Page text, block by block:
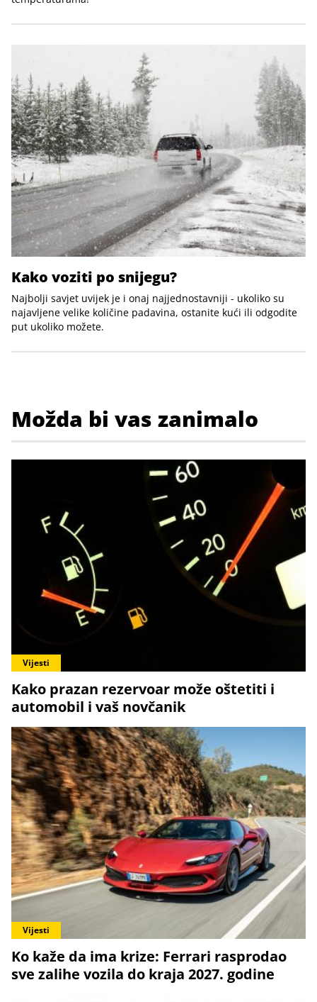
Kako voziti po snijegu?
Najbolji savjet uvijek je i onaj najjednostavniji - ukoliko su
najavljene velike količine padavina, ostanite kući ili odgodite
put ukoliko možete.
Možda bi vas zanimalo
Vijesti
Kako prazan rezervoar može oštetiti i
automobil i vaš novčanik
Vijesti
Ko kaže da ima krize: Ferrari rasprodao
sve zalihe vozila do kraja 2027. godine